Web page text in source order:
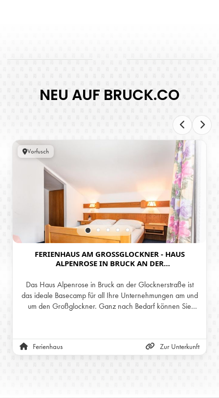
NEU AUF BRUCK.CO
Vorfusch
FERIENHAUS AM GROSSGLOCKNER - HAUS
ALPENROSE IN BRUCK AN DER G
Das Haus Alpenrose in Bruck an der Glocknerstraße ist
das ideale Basecamp für all Ihre Unternehmungen am und
um den Großglockner. Ganz nach Bedarf können Sie
und Schuhraum, Balkon & vieles mehr!
Ferienhaus Zur Unterkunft